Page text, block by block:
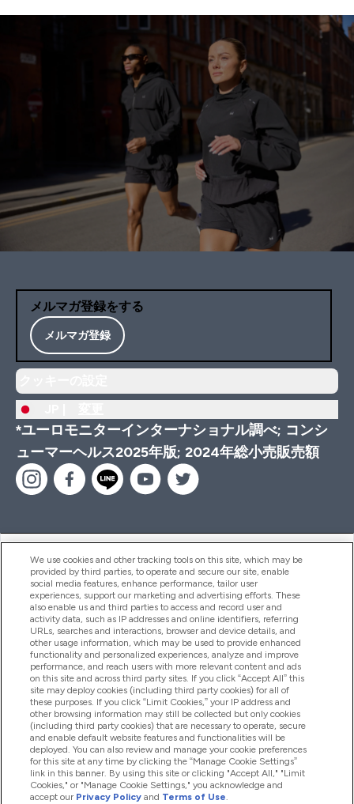
メルマガ登録をする
メルマガ登録
*ユーロモニターインターナショナル調べ; コンシ
ューマーヘルス2025年版; 2024年総小売販売額
ヘルプ＆ガイド
商品について
会社概要
特典＆ポイント
2026 The Hut.com Ltd
We use cookies and other tracking tools on this site, which may be
provided by third parties, to operate and secure our site, enable
social media features, enhance performance, tailor user
experiences, support our marketing and advertising efforts. These
also enable us and third parties to access and record user and
activity data, such as IP addresses and online identifiers, referring
URLs, searches and interactions, browser and device details, and
other usage information, which may be used to provide enhanced
functionality and personalized experiences, analyze and improve
performance, and reach users with more relevant content and ads
on this site and across third party sites. If you click “Accept All” this
site may deploy cookies (including third party cookies) for all of
these purposes. If you click “Limit Cookies,” your IP address and
other browsing information may still be collected but only cookies
(including third party cookies) that are necessary to operate, secure
and enable default website features and functionalities will be
deployed. You can also review and manage your cookie preferences
for this site at any time by clicking the “Manage Cookie Settings”
link in this banner. By using this site or clicking "Accept All," "Limit
Cookies," or "Manage Cookie Settings," you acknowledge and
accept our Privacy Policy and Terms of Use.